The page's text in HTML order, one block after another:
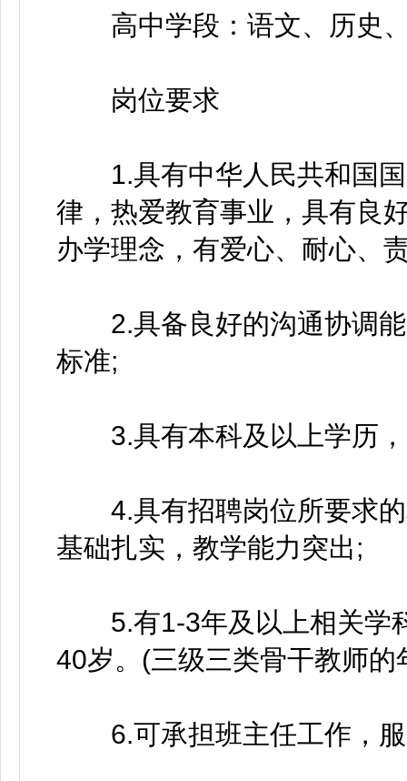
高中学段：语文、历史
岗位要求
1.具有中华人民共和国国
律，热爱教育事业，具有良
办学理念，有爱心、耐心、
2.具备良好的沟通协调能
标准;
3.具有本科及以上学历，
4.具有招聘岗位所要求的
基础扎实，教学能力突出;
5.有1-3年及以上相关学
40岁。(三级三类骨干教师的
6.可承担班主任工作，服